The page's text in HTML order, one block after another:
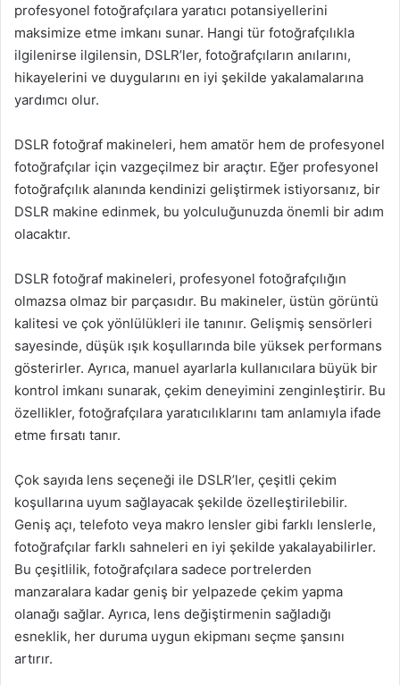
profesyonel fotoğrafçılara yaratıcı potansiyellerini
maksimize etme imkanı sunar. Hangi tür fotoğrafçılıkla
ilgilenirse ilgilensin, DSLR’ler, fotoğrafçıların anılarını,
hikayelerini ve duygularını en iyi şekilde yakalamalarına
yardımcı olur.
DSLR fotoğraf makineleri, hem amatör hem de profesyonel
fotoğrafçılar için vazgeçilmez bir araçtır. Eğer profesyonel
fotoğrafçılık alanında kendinizi geliştirmek istiyorsanız, bir
DSLR makine edinmek, bu yolculuğunuzda önemli bir adım
olacaktır.
DSLR fotoğraf makineleri, profesyonel fotoğrafçılığın
olmazsa olmaz bir parçasıdır. Bu makineler, üstün görüntü
kalitesi ve çok yönlülükleri ile tanınır. Gelişmiş sensörleri
sayesinde, düşük ışık koşullarında bile yüksek performans
gösterirler. Ayrıca, manuel ayarlarla kullanıcılara büyük bir
kontrol imkanı sunarak, çekim deneyimini zenginleştirir. Bu
özellikler, fotoğrafçılara yaratıcılıklarını tam anlamıyla ifade
etme fırsatı tanır.
Çok sayıda lens seçeneği ile DSLR’ler, çeşitli çekim
koşullarına uyum sağlayacak şekilde özelleştirilebilir.
Geniş açı, telefoto veya makro lensler gibi farklı lenslerle,
fotoğrafçılar farklı sahneleri en iyi şekilde yakalayabilirler.
Bu çeşitlilik, fotoğrafçılara sadece portrelerden
manzaralara kadar geniş bir yelpazede çekim yapma
olanağı sağlar. Ayrıca, lens değiştirmenin sağladığı
esneklik, her duruma uygun ekipmanı seçme şansını
artırır.